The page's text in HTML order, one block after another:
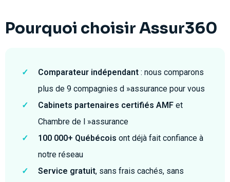
Pourquoi choisir Assur360
✓ Comparateur indépendant: nous comparons
plus de 9 compagnies d »assurance pour vous
✓
Cabinets partenaires certifiés AMFet
Chambre de l »assurance
✓
100 000+ Québécois ont déjà fait confiance à
notre réseau
✓
Service gratuit, sans frais cachés, sans